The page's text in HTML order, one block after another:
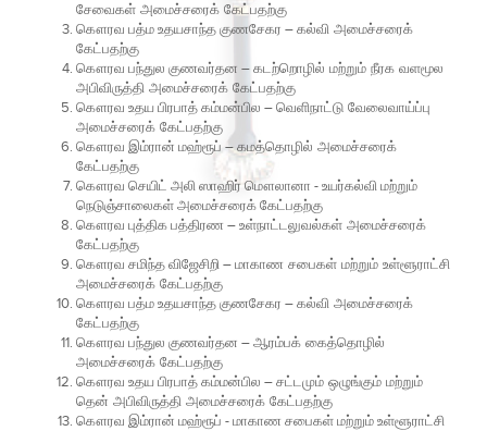
சேவைகள் அமைச்சரைக் கேட்பதற்கு
கௌரவ பத்ம உதயசாந்த குணசேகர – கல்வி அமைச்சரைக்
கேட்பதற்கு
கௌரவ பந்துல குணவர்தன – கடற்றொழில் மற்றும் நீரக வளமூல
அபிவிருத்தி அமைச்சரைக் கேட்பதற்கு
கௌரவ உதய பிரபாத் கம்மன்பில – வெளிநாட்டு வேலைவாய்ப்பு
அமைச்சரைக் கேட்பதற்கு
கௌரவ இம்ரான் மஹ்ரூப் –கமத்தொழில் அமைச்சரைக்
கேட்பதற்கு
கௌரவ செயிட் அலி ஸாஹிர் மௌலானா - உயர்கல்வி மற்றும்
நெடுஞ்சாலைகள் அமைச்சரைக் கேட்பதற்கு
கௌரவ புத்திக பத்திரண – உள்நாட்டலுவல்கள் அமைச்சரைக்
கேட்பதற்கு
கௌரவ சமிந்த விஜேசிறி– மாகாண சபைகள் மற்றும் உள்ளூராட்சி
அமைச்சரைக் கேட்பதற்கு
கௌரவ பத்ம உதயசாந்த குணசேகர – கல்வி அமைச்சரைக்
கேட்பதற்கு
கௌரவ பந்துல குணவர்தன – ஆரம்பக் கைத்தொழில்
அமைச்சரைக் கேட்பதற்கு
கௌரவ உதய பிரபாத் கம்மன்பில – சட்டமும் ஒழுங்கும் மற்றும்
தென் அபிவிருத்தி அமைச்சரைக் கேட்பதற்கு
கௌரவ இம்ரான் மஹ்ரூப் - மாகாண சபைகள் மற்றும் உள்ளூராட்சி